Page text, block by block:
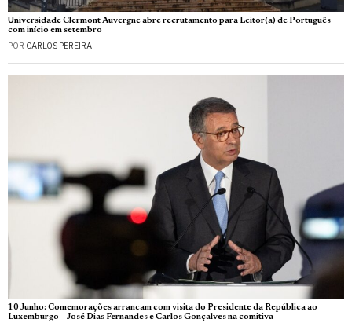
Universidade Clermont Auvergne abre recrutamento para Leitor(a) de Português
com início em setembro
POR CARLOS PEREIRA
10 Junho: Comemorações arrancam com visita do Presidente da República ao
Luxemburgo – José Dias Fernandes e Carlos Gonçalves na comitiva